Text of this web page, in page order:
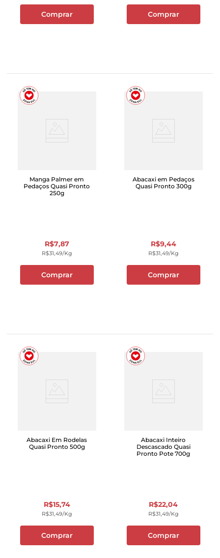
Comprar Comprar
Manga Palmer em
Pedaços Quasi Pronto
250g
R$7,87
R$31,49/kg
Comprar
Abacaxi em Pedaços
Quasi Pronto 300g
R$9,44
R$31,49/kg
Comprar
Abacaxi Em Rodelas
Quasi Pronto 500g
R$15,74
R$31,49/kg
Comprar
Abacaxi Inteiro
Descascado Quasi
Pronto Pote 700g
R$22,04
R$31,49/kg
Comprar